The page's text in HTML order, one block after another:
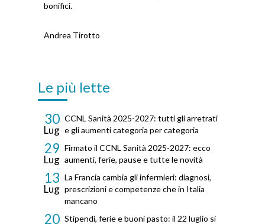
bonifici.
Andrea Tirotto
Le più lette
30
Lug
CCNL Sanità 2025-2027: tutti gli arretrati
e gli aumenti categoria per categoria
29
Lug
Firmato il CCNL Sanità 2025-2027: ecco
aumenti, ferie, pause e tutte le novità
13
Lug
La Francia cambia gli infermieri: diagnosi,
prescrizioni e competenze che in Italia
mancano
20 Stipendi, ferie e buoni pasto: il 22 luglio si